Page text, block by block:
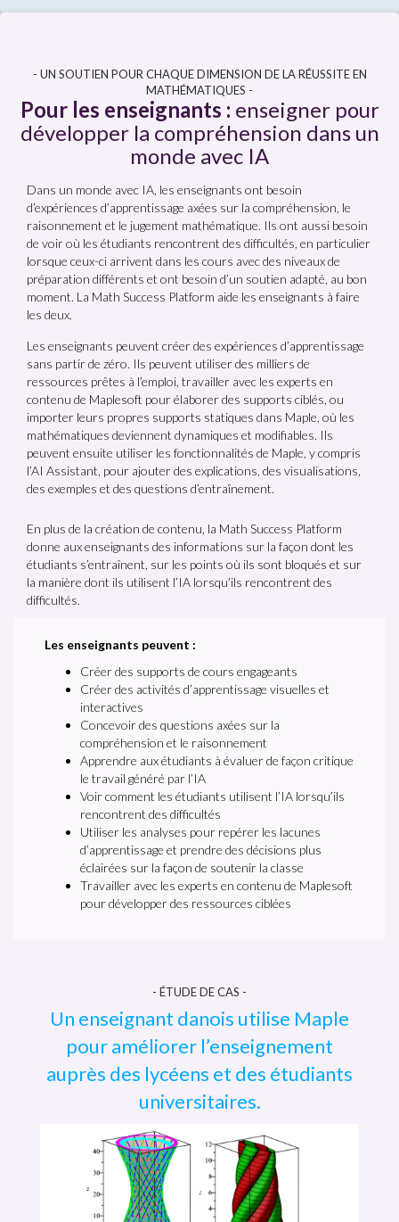
- UN SOUTIEN POUR CHAQUE DIMENSION DE LA RÉUSSITE EN
MATHÉMATIQUES -
Pour les enseignants : enseigner pour
développer la compréhension dans un
monde avec IA
Dans un monde avec IA, les enseignants ont besoin
d’expériences d’apprentissage axées sur la compréhension, le
raisonnement et le jugement mathématique. Ils ont aussi besoin
de voir où les étudiants rencontrent des difficultés, en particulier
lorsque ceux-ci arrivent dans les cours avec des niveaux de
préparation différents et ont besoin d’un soutien adapté, au bon
moment. La Math Success Platform aide les enseignants à faire
les deux.
Les enseignants peuvent créer des expériences d’apprentissage
sans partir de zéro. Ils peuvent utiliser des milliers de
ressources prêtes à l’emploi, travailler avec les experts en
contenu de Maplesoft pour élaborer des supports ciblés, ou
importer leurs propres supports statiques dans Maple, où les
mathématiques deviennent dynamiques et modifiables. Ils
peuvent ensuite utiliser les fonctionnalités de Maple, y compris
l’AI Assistant, pour ajouter des explications, des visualisations,
des exemples et des questions d’entraînement.
En plus de la création de contenu, la Math Success Platform
donne aux enseignants des informations sur la façon dont les
étudiants s’entraînent, sur les points où ils sont bloqués et sur
la manière dont ils utilisent l’IA lorsqu’ils rencontrent des
difficultés.
Les enseignants peuvent :
Créer des supports de cours engageants
Créer des activités d’apprentissage visuelles et
interactives
Concevoir des questions axées sur la
compréhension et le raisonnement
Apprendre aux étudiants à évaluer de façon critique
le travail généré par l’IA
Voir comment les étudiants utilisent l’IA lorsqu’ils
rencontrent des difficultés
Utiliser les analyses pour repérer les lacunes
d’apprentissage et prendre des décisions plus
éclairées sur la façon de soutenir la classe
Travailler avec les experts en contenu de Maplesoft
pour développer des ressources ciblées
- ÉTUDE DE CAS -
Un enseignant danois utilise Maple
pour améliorer l’enseignement
auprès des lycéens et des étudiants
universitaires.